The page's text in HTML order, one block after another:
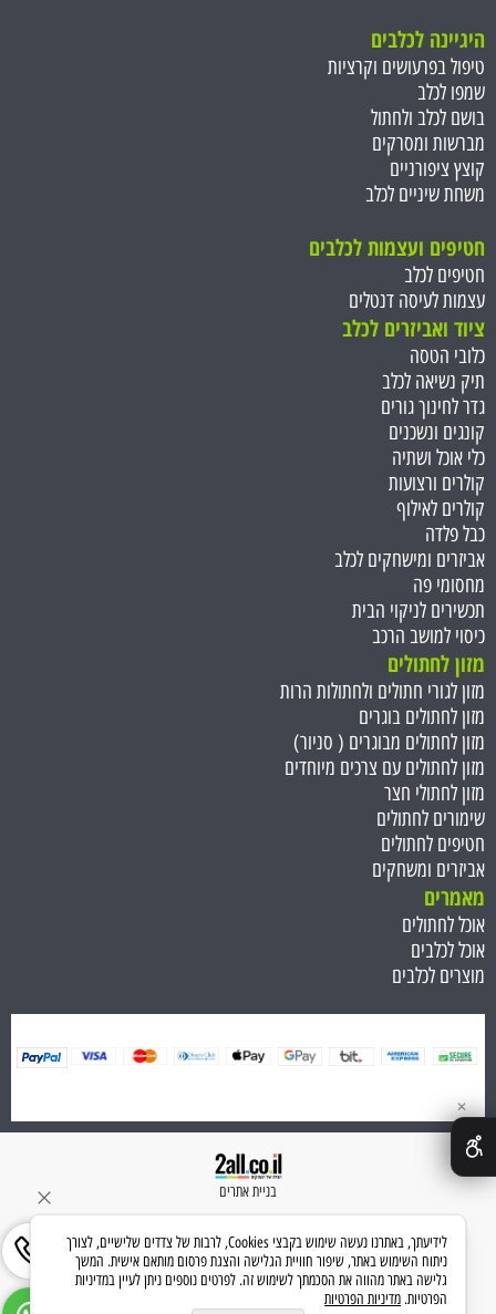
היגיינה לכלבים
טיפול בפרעושים וקרציות
שמפו לכלב
בושם לכלב ולחתול
מברשות ומסרקים
קוצץ ציפורניים
משחת שיניים לכלב
חטיפים ועצמות לכלבים
חטיפים לכלב
עצמות לעיסה דנטלים
ציוד ואביזרים לכלב
כלובי הטסה
תיק נשיאה לכלב
גדר לחינוך גורים
קונגים ונשכנים
כלי אוכל ושתיה
קולרים ורצועות
קולרים לאילוף
כבל פלדה
אביזרים ומישחקים לכלב
מחסומי פה
תכשירים לניקוי הבית
כיסוי למושב הרכב
מזון לחתולים
מזון לגורי חתולים ולחתולות הרות
מזון לחתולים בוגרים
מזון לחתולים מבוגרים ( סניור)
מזון לחתולים עם צרכים מיוחדים
מזון לחתולי חצר
שימורים לחתולים
חטיפים לחתולים
אביזרים ומשחקים
מאמרים
אוכל לחתולים
אוכל לכלבים
מוצרים לכלבים
בניית אתרים
✕
לידיעתך, באתרנו נעשה שימוש בקבצי Cookies, לרבות של צדדים שלישיים, לצורך
ניתוח השימוש באתר, שיפור חוויית הגלישה והצגת פרסום מותאם אישית. המשך
גלישה באתר מהווה את הסכמתך לשימוש זה. לפרטים נוספים ניתן לעיין במדיניות
הפרטיות. מדיניות הפרטיות